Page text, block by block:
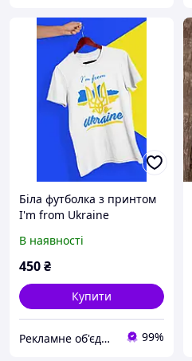
Біла футболка з принтом
I'm from Ukraine
В наявності
450₴
Купити
Рекламне об'єднання "МОЛОДЕЦЬ" - супермаркет реклами №1 99%